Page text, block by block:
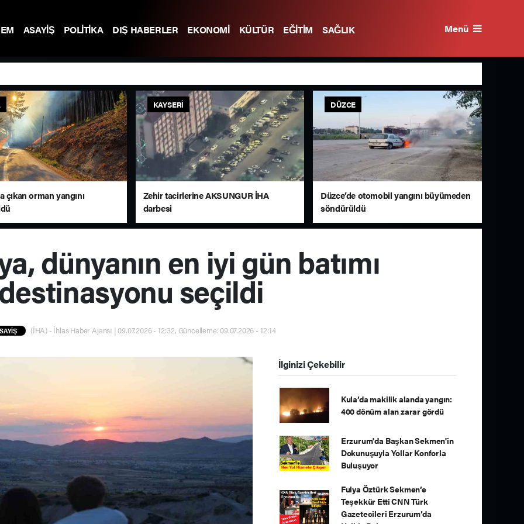
ASAYİŞ POLİTİKA DIŞ HABERLER EKONOMİ KÜLTÜR EĞİTİM SAĞLIK Menü
çıkan orman yangını
KAYSERI
Zehir tacirlerine AKSUNGUR İHA
darbesi
DÜZCE
Düzce’de otomobil yangını büyümeden
söndürüldü
dünyanın en iyi gün batımı
seçildi
(İHA) - İhlas Haber Ajansı | 09.07.2026 - 12:32, Güncelleme: 09.07.2026 - 12:14
İlginizi Çekebilir
Kula’da makilik alanda yangın:
400 dönüm alan zarar gördü
Erzurum'da Başkan Sekmen'in
Dokunuşuyla Yollar Konforla
Buluşuyor
Fulya Öztürk Sekmen’e
Teşekkür Etti CNN Türk
Gazetecileri Erzurum’da